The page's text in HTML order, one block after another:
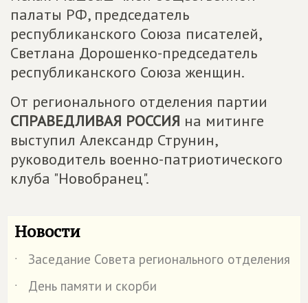
палаты РФ, председатель
республиканского Союза писателей,
Светлана Дорошенко-председатель
республиканского Союза женщин.
От регионального отделения партии
СПРАВЕДЛИВАЯ РОССИЯ на митинге
выступил Александр Струнин,
руководитель военно-патриотического
клуба "Новобранец".
Новости
˙
Заседание Совета регионального отделения
˙
День памяти и скорби